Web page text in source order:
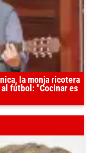
la monja ricotera
fútbol: "Cocinar es